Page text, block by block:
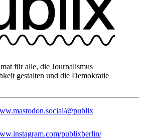
für alle, die Journalismus
gestalten und die Demokratie
@publix
publixberlin/